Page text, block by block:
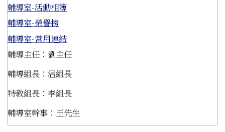
輔導室-活動相簿
輔導室-榮譽榜
輔導室-常用連結
輔導主任：劉主任
輔導組長：温組長
特教組長：李組長
輔導室幹事：王先生